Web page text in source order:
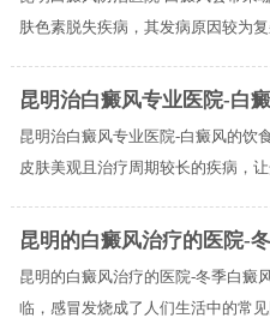
肤色素脱失疾病，其发病原因较为复
昆明治白癜风专业医院-白
昆明治白癜风专业医院-白癜风的饮
皮肤美观且治疗周期较长的疾病，让
昆明的白癜风治疗的医院-
昆明的白癜风治疗的医院-冬季白癜
临，感冒发烧成了人们生活中的常见